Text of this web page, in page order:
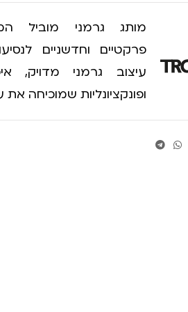
מותג גרמני מוביל
פרקטיים וחדשניים
עיצוב גרמני מדויק,
ופונקציונליות שמוכיחה